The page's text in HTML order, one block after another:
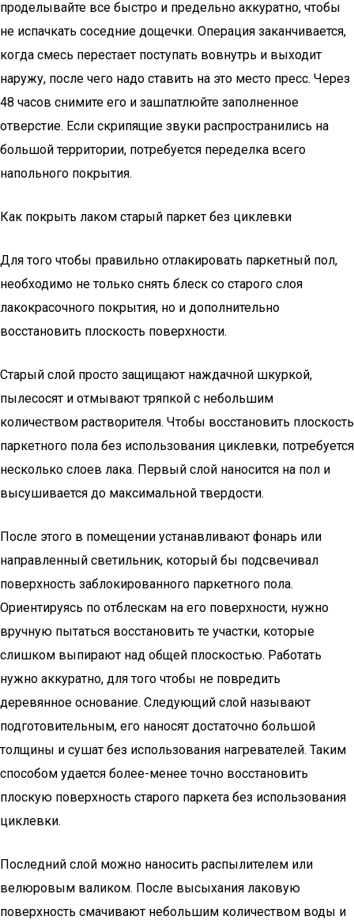
проделывайте все быстро и предельно аккуратно, чтобы
не испачкать соседние дощечки. Операция заканчивается,
когда смесь перестает поступать вовнутрь и выходит
наружу, после чего надо ставить на это место пресс. Через
48 часов снимите его и зашпатлюйте заполненное
отверстие. Если скрипящие звуки распространились на
большой территории, потребуется переделка всего
напольного покрытия.
Как покрыть лаком старый паркет без циклевки
Для того чтобы правильно отлакировать паркетный пол,
необходимо не только снять блеск со старого слоя
лакокрасочного покрытия, но и дополнительно
восстановить плоскость поверхности.
Старый слой просто защищают наждачной шкуркой,
пылесосят и отмывают тряпкой с небольшим
количеством растворителя. Чтобы восстановить плоскость
паркетного пола без использования циклевки, потребуется
несколько слоев лака. Первый слой наносится на пол и
высушивается до максимальной твердости.
После этого в помещении устанавливают фонарь или
направленный светильник, который бы подсвечивал
поверхность заблокированного паркетного пола.
Ориентируясь по отблескам на его поверхности, нужно
вручную пытаться восстановить те участки, которые
слишком выпирают над общей плоскостью. Работать
нужно аккуратно, для того чтобы не повредить
деревянное основание. Следующий слой называют
подготовительным, его наносят достаточно большой
толщины и сушат без использования нагревателей. Таким
способом удается более-менее точно восстановить
плоскую поверхность старого паркета без использования
циклевки.
Последний слой можно наносить распылителем или
велюровым валиком. После высыхания лаковую
поверхность смачивают небольшим количеством воды и